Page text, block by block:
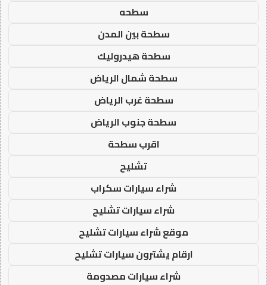
سطحه
سطحة بين المدن
سطحة هيدروليك
سطحة شمال الرياض
سطحة غرب الرياض
سطحة جنوب الرياض
اقرب سطحة
تشليح
شراء سيارات سكراب
شراء سيارات تشليح
موقع شراء سيارات تشليح
ارقام يشترون سيارات تشليح
شراء سيارات مصدومة